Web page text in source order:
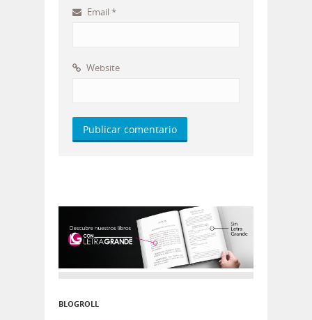
Email *
Website
BLOGROLL